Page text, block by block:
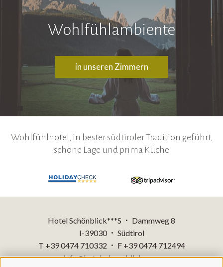
Wohlfühlambiente
in unseren Zimmern
Wohlfühlhotel, in bester südtiroler Tradition geführt,
schöne Lage und prima Küche
Hotel Schönblick***S •
Dammweg 8
I-39030
•
Südtirol
T +39 0474 710332
•
F +39 0474 712494
info@hotelschoenblick.com